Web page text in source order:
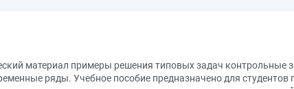
материал примеры решения типовых задач
ряды. Учебное пособие предназначено для